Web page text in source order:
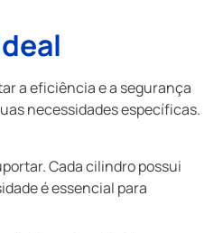
a eficiência e a segurança
necessidades específicas.
Cada cilindro possui
é essencial para